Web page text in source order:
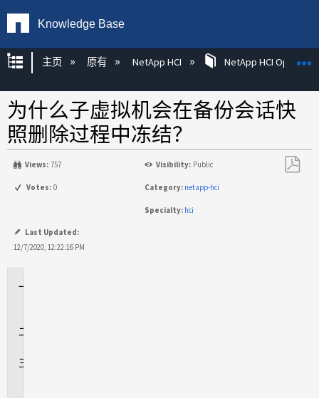
Knowledge Base
扩展/隐缩全局层次
主页 原有 NetApp HCI NetApp HCI
为什么子虚拟机会在备份会话快
照删除过程中冻结？
Views: 757 Visibility: Public
Votes: 0 Category: netapp-hci
Specialty: hci
Last Updated:
12/7/2020, 12:22:16 PM